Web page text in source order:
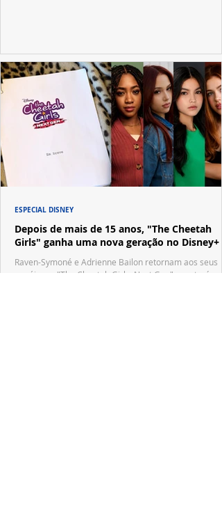
Depois de mais de 15 anos, "The Cheetah
Girls" ganha uma nova geração no Disney+
Raven-Symoné e Adrienne Bailon retornam aos seus
papéis em "The Cheetah Girls: Next Gen", que terá
ESPECIAL DISNEY